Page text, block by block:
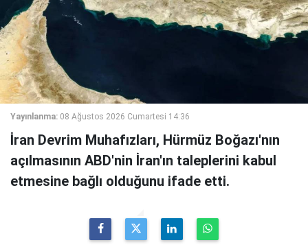
Yayınlanma: 08 Ağustos 2026 Cumartesi 14:36
İran Devrim Muhafızları, Hürmüz Boğazı'nın
açılmasının ABD'nin İran'ın taleplerini kabul
etmesine bağlı olduğunu ifade etti.